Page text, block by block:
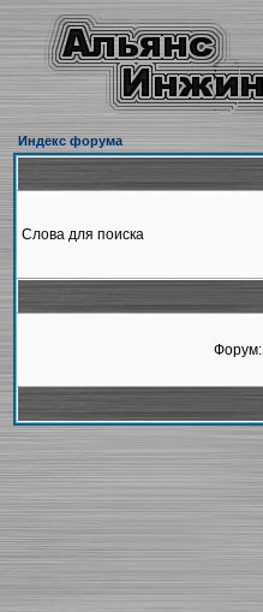
Индекс форума
Слова для поиска
Форум: